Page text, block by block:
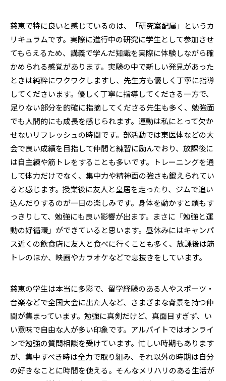
慈恵で特に良いと感じているのは、「研究室配属」というカ
リキュラムです。実際に進行中の研究に学生として参加させ
てもらえるため、講義で学んだ知識を実際に体験しながら確
かめられる感覚があります。実験の中で新しい発見があった
ときは純粋にワクワクしますし、先生方も優しく丁寧に指導
してくださいます。優しく丁寧に指導してくださる一方で、
足りない部分を的確に指摘してくださる先生も多く、勉強面
でも人間的にも成長を感じられます。運動は私にとって欠か
せないリフレッシュの時間です。部活動では東医体などの大
会で良い成績を目指して仲間と練習に励んでおり、放課後に
は自主練や筋トレをすることも多いです。トレーニングを通
して体力だけでなく、集中力や精神面の強さも鍛えられてい
ると感じます。授業後に友人と皇居を走ったり、ジムで追い
込んだりするのが一日の楽しみです。身体を動かすと頭もす
っきりして、勉強にも良い影響が出ます。まさに「勉強と運
動の好循環」ができていると思います。昼休みにはキャンパ
ス近くの飲食店に友人と食べに行くことも多く、放課後は筋
トレのほか、映画やカラオケなどで息抜きをしています。
慈恵の学生は本当に多彩で、留学経験のある人やスポーツ・
音楽などで全国大会に出た人など、さまざまな背景を持つ仲
間が集まっています。勉強に真剣だけど、真面目すぎず、い
い意味で自由な人が多い印象です。アルバイトではオンライ
ンで勉強の質問相談を受けています。忙しい時期もあります
が、集中すべき時は全力で取り組み、それ以外の時期は自分
の好きなことに時間を使える。そんなメリハリのある生活が